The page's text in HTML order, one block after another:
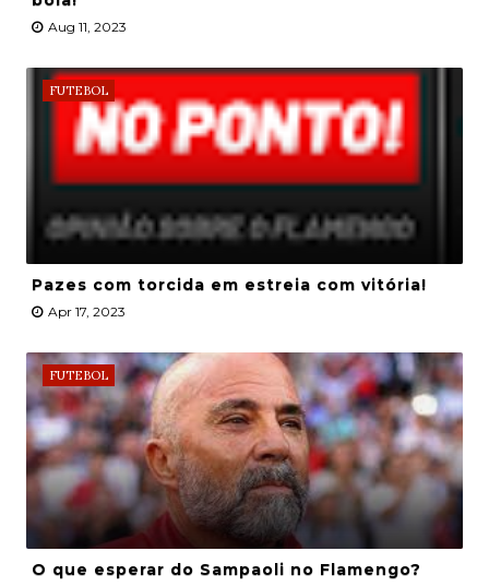
Aug 11, 2023
FUTEBOL
Pazes com torcida em estreia com vitória!
Apr 17, 2023
FUTEBOL
O que esperar do Sampaoli no Flamengo?